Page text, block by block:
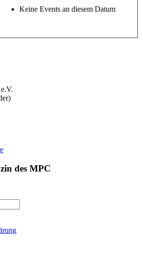
Keine Events an diesem Datum
des MPC